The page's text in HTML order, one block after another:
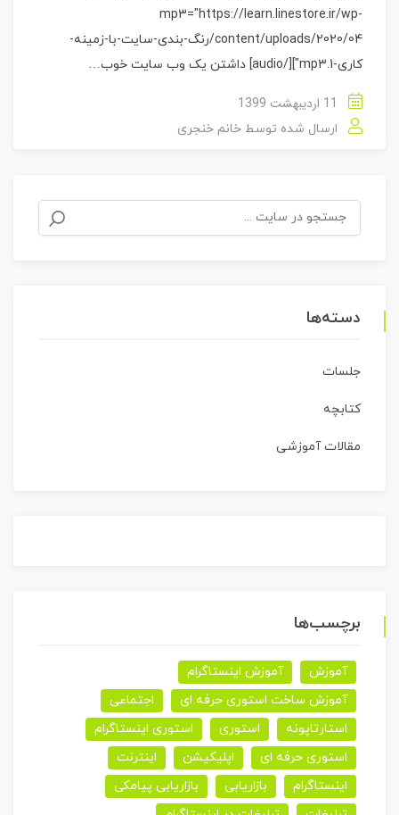
mp3="https://learn.linestore.ir/wp-
content/uploads/2020/04/رنگ-بندی-سایت-با-زمینه-
کاری-1.mp3"][/audio] داشتن یک وب سایت خوب…
ارسال شده توسط خانم خنجری
جستجو
برای:
دسته‌ها
جلسات
کتابچه
مقالات آموزشی
برچسب‌ها
آموزش
آموزش اینستاگرام
آموزش ساخت استوری حرفه ای
اجتماعی
استارتاپونه
استوری
استوری اینستاگرام
استوری حرفه ای
اپلیکیشن
اینترنت
اینستاگرام
بازاریابی
بازاریابی پیامکی